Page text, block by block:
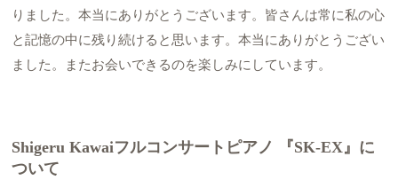
りました。本当にありがとうございます。皆さんは常に私の心
と記憶の中に残り続けると思います。本当にありがとうござい
ました。またお会いできるのを楽しみにしています。
Shigeru Kawaiフルコンサートピアノ 『SK-EX』に
ついて